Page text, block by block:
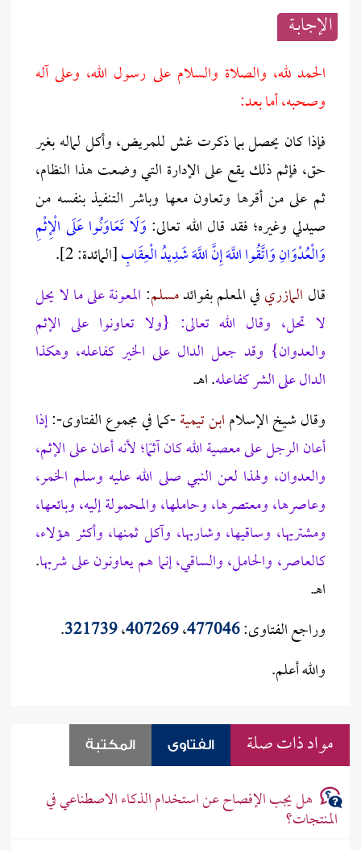
الإجابــة
الحمد لله، والصلاة والسلام على رسول الله، وعلى آله
وصحبه، أما بعد:
فإذا كان يحصل بما ذكرت غش للمريض، وأكل لماله بغير
حق، فإثم ذلك يقع على الإدارة التي وضعت هذا النظام،
ثم على من أقرها وتعاون معها وباشر التنفيذ بنفسه من
صيدلي وغيره؛ فقد قال الله تعالى: وَلَا تَعَاوَنُوا عَلَى الْإِثْمِ
وَالْعُدْوَانِ وَاتَّقُوا اللَّهَ إِنَّ اللَّهَ شَدِيدُ الْعِقَابِ[المائدة: 2].
قال المازريفي المعلم بفوائدمسلم: المعونة على ما لا يحل
لا تحل، وقال الله تعالى: {ولا تعاونوا على الإثم
والعدوان} وقد جعل الدال على الخير كفاعله، وهكذا
الدال على الشر كفاعله. اهـ.
وقال شيخ الإسلامابن تيمية-كما في مجموع الفتاوى-:إذا
أعان الرجل على معصية الله كان آثمًا؛ لأنه أعان على الإثم،
والعدوان، ولهذا لعن النبي صلى الله عليه وسلم الخمر،
وعاصرها، ومعتصرها، وحاملها، والمحمولة إليه، وبائعها،
ومشتريها، وساقيها، وشاربها، وآكل ثمنها، وأكثر هؤلاء،
كالعاصر، والحامل، والساقي، إنما هم يعاونون على شربها.
اهـ.
وراجع الفتاوى:477046،407269،321739
.
والله أعلم.
مواد ذات صلة الفتاوى المكتبة
هل يجب الإفصاح عن استخدام الذكاء الاصطناعي في
المنتجات؟